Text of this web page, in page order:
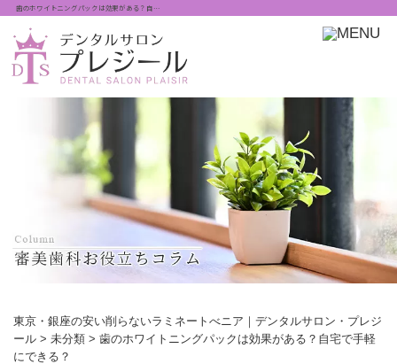
歯のホワイトニングパックは効果がある？自…
東京・銀座の安い削らないラミネートべニア｜デンタルサロン・プレジ
ール> 未分類> 歯のホワイトニングパックは効果がある？自宅で手軽
にできる？